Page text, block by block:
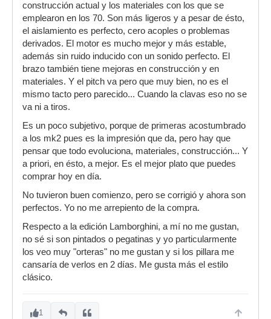
construcción actual y los materiales con los que se
emplearon en los 70. Son más ligeros y a pesar de ésto,
el aislamiento es perfecto, cero acoples o problemas
derivados. El motor es mucho mejor y más estable,
además sin ruido inducido con un sonido perfecto. El
brazo también tiene mejoras en construcción y en
materiales. Y el pitch va pero que muy bien, no es el
mismo tacto pero parecido... Cuando la clavas eso no se
va ni a tiros.
Es un poco subjetivo, porque de primeras acostumbrado
a los mk2 pues es la impresión que da, pero hay que
pensar que todo evoluciona, materiales, construcción... Y
a priori, en ésto, a mejor. Es el mejor plato que puedes
comprar hoy en día.
No tuvieron buen comienzo, pero se corrigió y ahora son
perfectos. Yo no me arrepiento de la compra.
Respecto a la edición Lamborghini, a mí no me gustan,
no sé si son pintados o pegatinas y yo particularmente
los veo muy "orteras" no me gustan y si los pillara me
cansaría de verlos en 2 días. Me gusta más el estilo
clásico.
1